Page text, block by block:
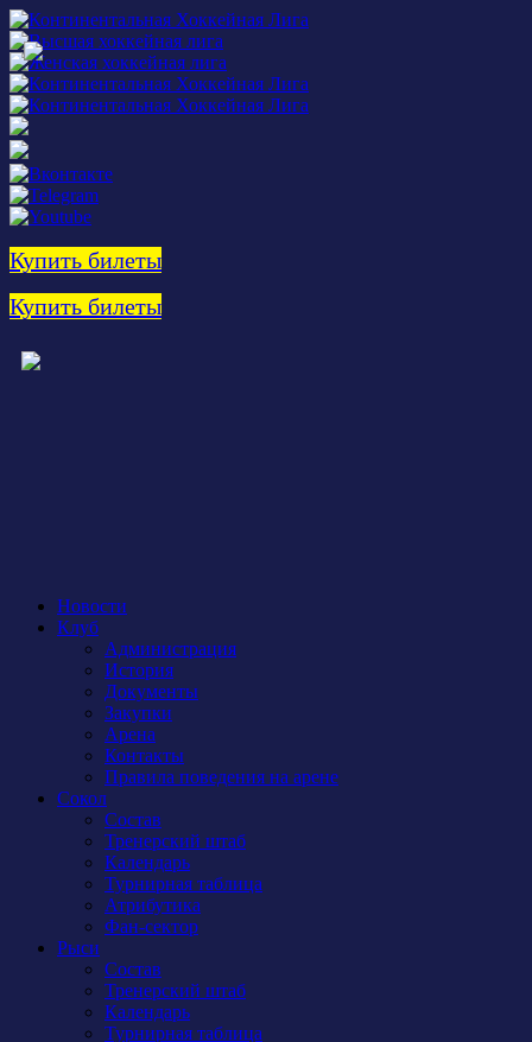
Купить билеты
Купить билеты
Новости
Клуб
Администрация
История
Документы
Закупки
Арена
Контакты
Правила поведения на арене
Сокол
Состав
Тренерский штаб
Календарь
Турнирная таблица
Атрибутика
Фан-сектор
Рыси
Состав
Тренерский штаб
Календарь
Турнирная таблица